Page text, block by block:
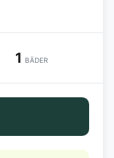
1 BÄDER